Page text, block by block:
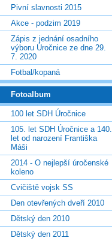
Pivní slavnosti 2015
Akce - podzim 2019
Zápis z jednání osadního
výboru Úročnice ze dne 29.
7. 2020
Fotbal/kopaná
Fotoalbum
100 let SDH Úročnice
105. let SDH Úročnice a 140.
let od narození Františka
Máši
2014 - O nejlepší úročenské
koleno
Cvičiště vojsk SS
Den otevřených dveří 2010
Dětský den 2010
Dětský den 2011